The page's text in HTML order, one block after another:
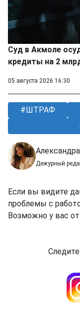
Суд в Акмоле
кредиты на 2
05 августа 2026 16:30
ШТРАФ
Дежурный
Если вы видите
проблемы с
Возможно у вас